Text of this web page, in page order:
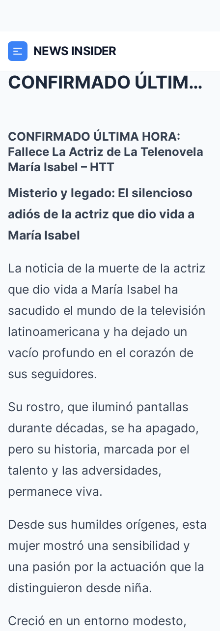
NEWS INSIDER
CONFIRMADO ÚLTIMA HORA: Fallece La Actriz de La Te...
CONFIRMADO ÚLTIMA HORA:
Fallece La Actriz de La Telenovela
María Isabel – HTT
Misterio y legado: El silencioso
adiós de la actriz que dio vida a
María Isabel
La noticia de la muerte de la actriz
que dio vida a María Isabel ha
sacudido el mundo de la televisión
latinoamericana y ha dejado un
vacío profundo en el corazón de
sus seguidores.
Su rostro, que iluminó pantallas
durante décadas, se ha apagado,
pero su historia, marcada por el
talento y las adversidades,
permanece viva.
Desde sus humildes orígenes, esta
mujer mostró una sensibilidad y
una pasión por la actuación que la
distinguieron desde niña.
Creció en un entorno modesto,